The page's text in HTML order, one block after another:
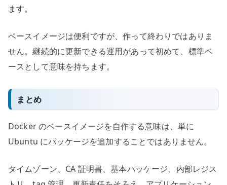
ます。
ベースイメージは便利ですが、作って終わりではありま
せん。継続的に更新できる運用があって初めて、標準ベ
ースとして意味を持ちます。
まとめ
Docker のベースイメージを自作する意味は、単に
Ubuntu にパッケージを追加することではありません。
タイムゾーン、CA 証明書、基本パッケージ、内部レジス